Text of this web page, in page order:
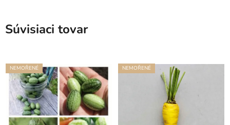
Súvisiaci tovar
NEMOŘENÉ NEMOŘENÉ